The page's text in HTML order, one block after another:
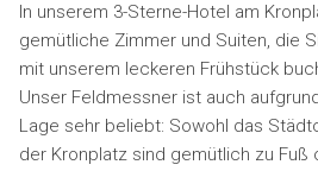
In unserem 3-Sterne-Hotel am
gemütliche Zimmer und Suiten, die
mit unserem leckeren Frühstück
Unser Feldmessner ist auch
Lage sehr beliebt: Sowohl das
der Kronplatz sind gemütlich zu Fuß